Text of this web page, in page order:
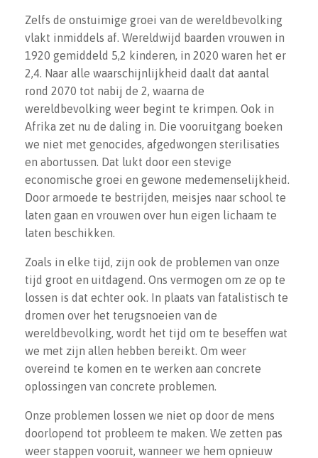
Zelfs de onstuimige groei van de wereldbevolking
vlakt inmiddels af. Wereldwijd baarden vrouwen in
1920 gemiddeld 5,2 kinderen, in 2020 waren het er
2,4. Naar alle waarschijnlijkheid daalt dat aantal
rond 2070 tot nabij de 2, waarna de
wereldbevolking weer begint te krimpen. Ook in
Afrika zet nu de daling in. Die vooruitgang boeken
we niet met genocides, afgedwongen sterilisaties
en abortussen. Dat lukt door een stevige
economische groei en gewone medemenselijkheid.
Door armoede te bestrijden, meisjes naar school te
laten gaan en vrouwen over hun eigen lichaam te
laten beschikken.
Zoals in elke tijd, zijn ook de problemen van onze
tijd groot en uitdagend. Ons vermogen om ze op te
lossen is dat echter ook. In plaats van fatalistisch te
dromen over het terugsnoeien van de
wereldbevolking, wordt het tijd om te beseffen wat
we met zijn allen hebben bereikt. Om weer
overeind te komen en te werken aan concrete
oplossingen van concrete problemen.
Onze problemen lossen we niet op door de mens
doorlopend tot probleem te maken. We zetten pas
weer stappen vooruit, wanneer we hem opnieuw